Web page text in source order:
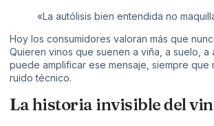
«La autólisis bien entendida no
Hoy los consumidores valoran más que
Quieren vinos que suenen a viña, a suelo, a
puede amplificar ese mensaje, siempre que
ruido técnico.
La historia invisible del